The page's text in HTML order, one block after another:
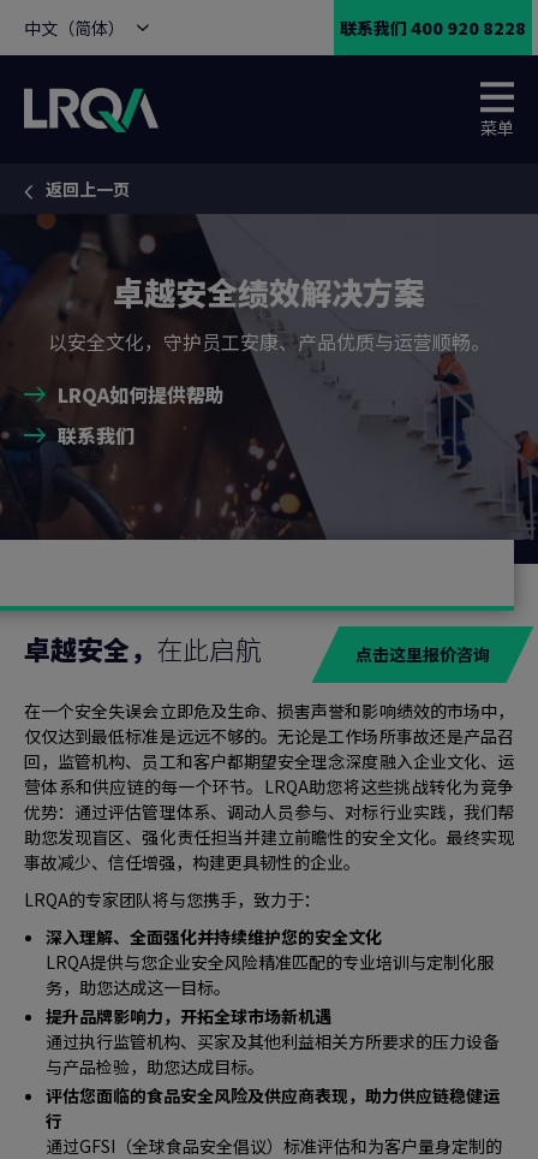
中文（简体） 联系我们 400 920 8228
菜单
You are here:
返回上一页
卓越安全绩效解决方案
以安全文化，守护员工安康、产品优质与运营顺畅。
LRQA如何提供帮助
联系我们
点击这里报价咨询
卓越安全， 在此启航
在一个安全失误会立即危及生命、损害声誉和影响绩效的市场中，
仅仅达到最低标准是远远不够的。无论是工作场所事故还是产品召
回，监管机构、员工和客户都期望安全理念深度融入企业文化、运
营体系和供应链的每一个环节。LRQA助您将这些挑战转化为竞争
优势：通过评估管理体系、调动人员参与、对标行业实践，我们帮
助您发现盲区、强化责任担当并建立前瞻性的安全文化。最终实现
事故减少、信任增强，构建更具韧性的企业。
LRQA的专家团队将与您携手，致力于：
深入理解、全面强化并持续维护您的安全文化
LRQA提供与您企业安全风险精准匹配的专业培训与定制化服
务，助您达成这一目标。
提升品牌影响力，开拓全球市场新机遇
通过执行监管机构、买家及其他利益相关方所要求的压力设备
与产品检验，助您达成目标。
评估您面临的食品安全风险及供应商表现，助力供应链稳健运
行
通过GFSI（全球食品安全倡议）标准评估和为客户量身定制的